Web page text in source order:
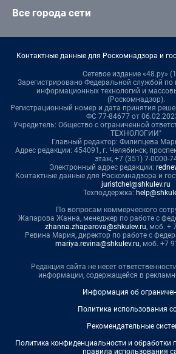
Все города сети
Контактные данные для Роскомнадзора и
Сетевое издание «48.ру»
Зарегистрировано Федеральной службой по
информационных технологий и
(Роскомнадзор).
Регистрационный номер и дата принятия
ФС 77-84677 от
Учредитель: Общество с ограниченной
ТЕХНОЛОГИИ"
Главный редактор: Филипцева
Адрес редакции: 454091, г. Челябинск,
этаж, +7 (351) 7-0000-
Электронный адрес редакции:
Контактные данные для Роскомнадзора и
juristchel@shkulev.ru
Техподдержка:
По вопросам коммерческого
Жапарова Жанна, менеджер по работе с
zhanna.zhaparova@shkulev.ru, моб. +
Ревина Мария, директор по работе с
mariya.revina@shkulev.ru, моб. +7
Редакция сайта не несет
информации, содержащейся в
Информация об
Политика использования
Рекомендательные
Политика конфиденциальности и обработки
правила использования